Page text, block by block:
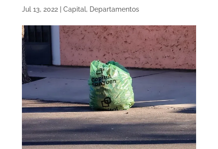
Jul 13, 2022| Capital, Departamentos